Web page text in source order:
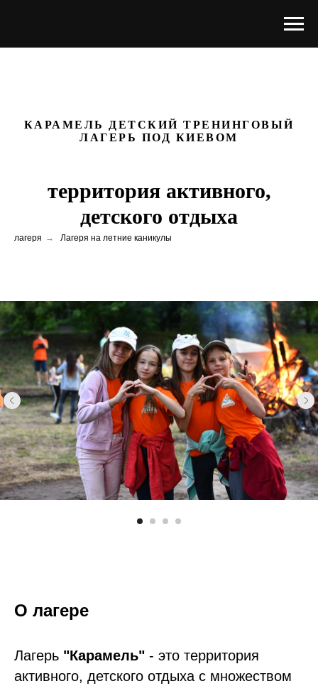
КАРАМЕЛЬ ДЕТСКИЙ ТРЕНИНГОВЫЙ
ЛАГЕРЬ ПОД КИЕВОМ
территория активного,
детского отдыха
лагеря → Лагеря на летние каникулы
О лагере
Лагерь "Карамель" - это территория
активного, детского отдыха с множеством